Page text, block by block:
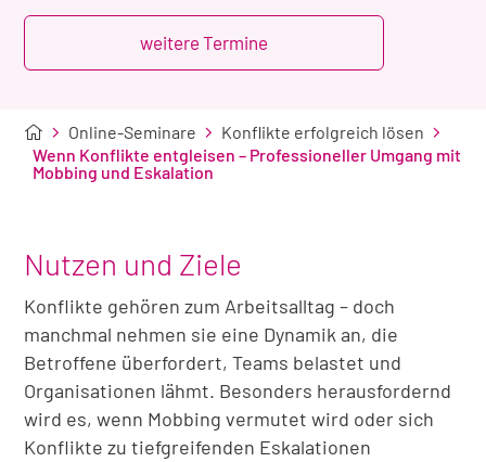
weitere Termine
Online-Seminare
Konflikte erfolgreich lösen
Wenn Konflikte entgleisen – Professioneller Umgang mit
Mobbing und Eskalation
Nutzen und Ziele
Konflikte gehören zum Arbeitsalltag – doch
manchmal nehmen sie eine Dynamik an, die
Betroffene überfordert, Teams belastet und
Organisationen lähmt. Besonders herausfordernd
wird es, wenn Mobbing vermutet wird oder sich
Konflikte zu tiefgreifenden Eskalationen